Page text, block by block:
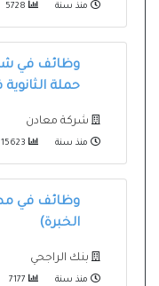
منذ سنة
وظائف في
حملة الثانوية
شركة معادن
منذ سنة
وظائف في
الخبرة)
بنك الراجحي
منذ سنة